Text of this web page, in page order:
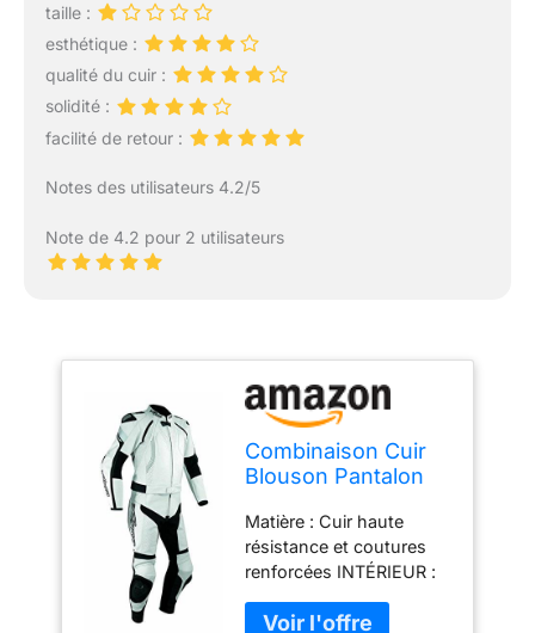
taille :
esthétique :
qualité du cuir :
solidité :
facilité de retour :
Notes des utilisateurs 4.2/5
Note de 4.2 pour 2 utilisateurs
Combinaison Cuir
Blouson Pantalon
Racing Protections
blanc 50
Matière : Cuir haute
résistance et coutures
renforcées INTÉRIEUR :
amovible et lavable.